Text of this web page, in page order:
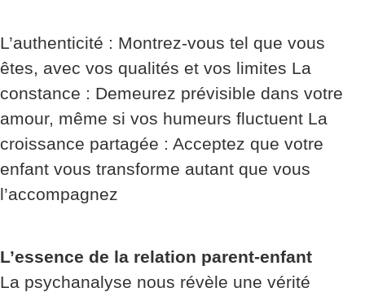
L’authenticité : Montrez-vous tel que vous
êtes, avec vos qualités et vos limites La
constance : Demeurez prévisible dans votre
amour, même si vos humeurs fluctuent La
croissance partagée : Acceptez que votre
enfant vous transforme autant que vous
l’accompagnez
L’essence de la relation parent-enfant
La psychanalyse nous révèle une vérité